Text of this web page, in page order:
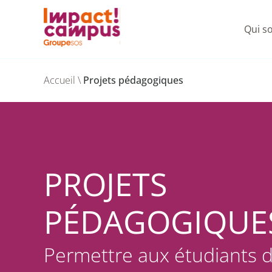
Qui
Accueil \ Projets pédagogiques
PROJETS
Permettre aux étudiants